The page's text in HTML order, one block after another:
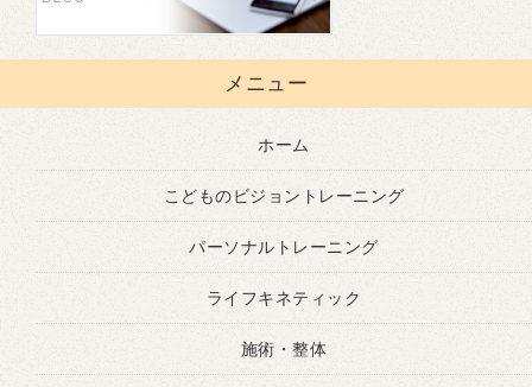
メニュー
ホーム
こどものビジョントレーニング
パーソナルトレーニング
ライフキネティック
施術・整体